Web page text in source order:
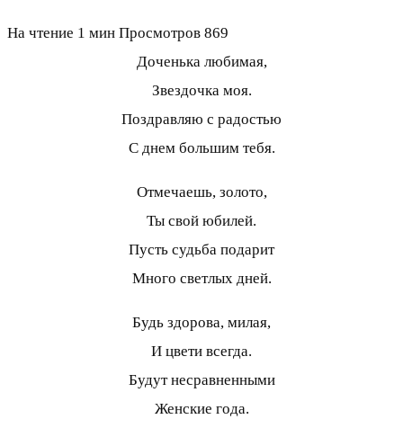
На чтение 1 мин Просмотров 869
Доченька любимая,
Звездочка моя.
Поздравляю с радостью
С днем большим тебя.
Отмечаешь, золото,
Ты свой юбилей.
Пусть судьба подарит
Много светлых дней.
Будь здорова, милая,
И цвети всегда.
Будут несравненными
Женские года.